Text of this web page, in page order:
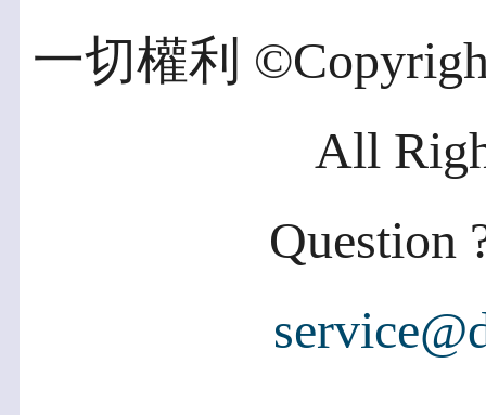
一切權利
All
Question